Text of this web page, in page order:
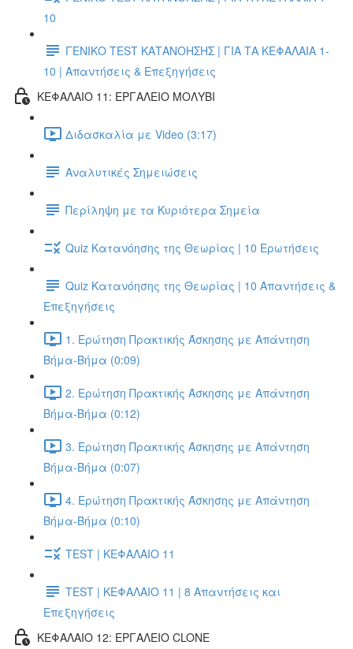
10
ΓΕΝΙΚΟ TEST ΚΑΤΑΝΟΗΣΗΣ | ΓΙΑ ΤΑ ΚΕΦΑΛΑΙΑ 1-
10 | Απαντήσεις & Επεξηγήσεις
ΚΕΦΑΛΑΙΟ 11: ΕΡΓΑΛΕΙΟ ΜΟΛΥΒΙ
Διδασκαλία με Video (3:17)
Αναλυτικές Σημειώσεις
Περίληψη με τα Κυριότερα Σημεία
Quiz Κατανόησης της Θεωρίας | 10 Ερωτήσεις
Quiz Κατανόησης της Θεωρίας | 10 Απαντήσεις &
Επεξηγήσεις
1. Ερώτηση Πρακτικής Άσκησης με Απάντηση
Βήμα-Βήμα (0:09)
2. Ερώτηση Πρακτικής Άσκησης με Απάντηση
Βήμα-Βήμα (0:12)
3. Ερώτηση Πρακτικής Άσκησης με Απάντηση
Βήμα-Βήμα (0:07)
4. Ερώτηση Πρακτικής Άσκησης με Απάντηση
Βήμα-Βήμα (0:10)
TEST | ΚΕΦΑΛΑΙΟ 11
TEST | ΚΕΦΑΛΑΙΟ 11 | 8 Απαντήσεις και
Επεξηγήσεις
ΚΕΦΑΛΑΙΟ 12: ΕΡΓΑΛΕΙΟ CLONE